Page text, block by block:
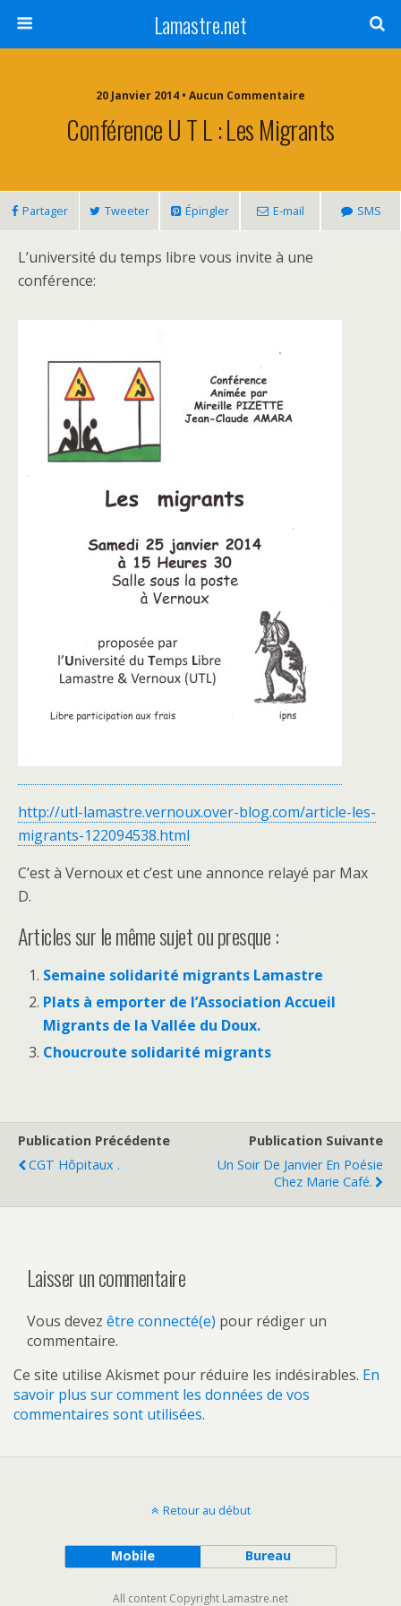
Lamastre.net
20 Janvier 2014 • Aucun Commentaire
Conférence U T L : Les Migrants
Partager Tweeter Épingler E-mail SMS
L’université du temps libre vous invite à une
conférence:
http://utl-lamastre.vernoux.over-blog.com/article-les-
migrants-122094538.html
C’est à Vernoux et c’est une annonce relayé par Max
D.
Articles sur le même sujet ou presque :
Semaine solidarité migrants Lamastre
Plats à emporter de l’Association Accueil
Migrants de la Vallée du Doux.
Choucroute solidarité migrants
Publication Précédente
CGT Hôpitaux .
Publication Suivante
Un Soir De Janvier En Poésie
Chez Marie Café.
Laisser un commentaire
Vous devez être connecté(e) pour rédiger un
commentaire.
Ce site utilise Akismet pour réduire les indésirables. En
savoir plus sur comment les données de vos
commentaires sont utilisées.
Retour au début
Mobile Bureau
All content Copyright Lamastre.net